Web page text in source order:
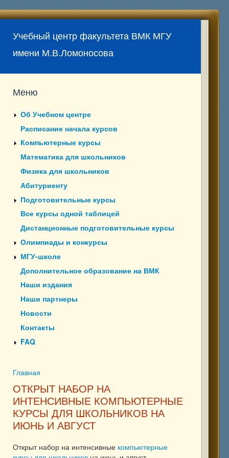
Учебный центр факультета ВМК МГУ
имени М.В.Ломоносова
Меню
Об Учебном центре
Расписание начала курсов
Компьютерные курсы
Математика для школьников
Физика для школьников
Абитуриенту
Подготовительные курсы
Все курсы одной таблицей
Дистанционные подготовительные курсы
Олимпиады и конкурсы
МГУ-школе
Дополнительное образование на ВМК
Наши издания
Наши партнеры
Новости
Контакты
FAQ
Вы здесь
Главная
ОТКРЫТ НАБОР НА
ИНТЕНСИВНЫЕ КОМПЬЮТЕРНЫЕ
КУРСЫ ДЛЯ ШКОЛЬНИКОВ НА
ИЮНЬ И АВГУСТ
Открыт набор на интенсивные компьютерные